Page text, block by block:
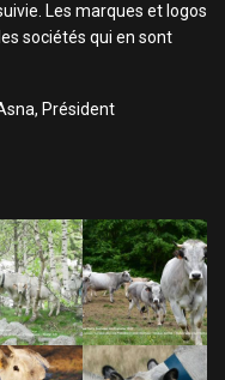
Les marques et logos
sociétés qui en sont
Président